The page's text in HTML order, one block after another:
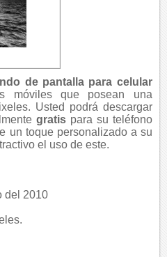
de pantalla para celular
móviles que posean una
Usted podrá descargar
gratispara su teléfono
un toque personalizado a su
el uso de este.
del 2010